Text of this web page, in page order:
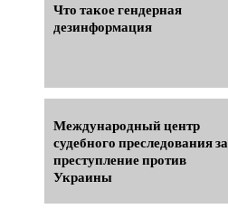
Что такое гендерная
дезинформация
Международный центр
судебного преследования за
преступление против
Украины